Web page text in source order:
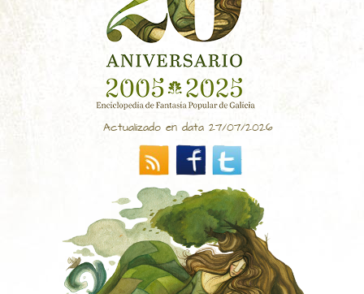
Actualizado en data 27/07/2026